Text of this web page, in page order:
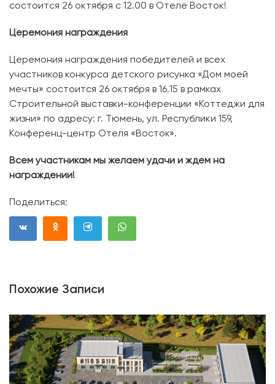
состоится 26 октября с 12.00 в Отеле Восток!
Церемония награждения
Церемония награждения победителей и всех
участников конкурса детского рисунка «Дом моей
мечты» состоится 26 октября в 16.15 в рамках
Строительной выставки-конференции «Коттеджи для
жизни» по адресу: г. Тюмень, ул. Республики 159,
Конференц-центр Отеля «Восток».
Всем участникам мы желаем удачи и ждем на
награждении!
Поделиться:
Похожие Записи